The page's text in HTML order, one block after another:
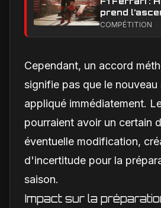
prend
Leclerc
COMPÉTITION
Cependant, un accord
signifie pas que le nouveau
appliqué immédiatement.
pourraient avoir un certain
éventuelle modification,
d'incertitude pour la
saison.
Impact sur la